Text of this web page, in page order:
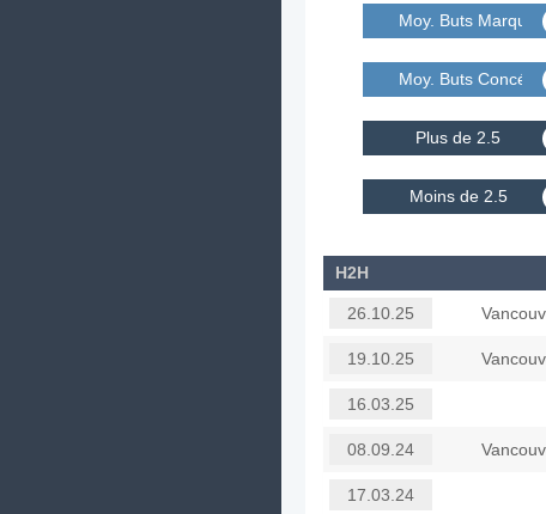
Moy. Buts Marqués
Moy. Buts
Plus de 2.5
Moins de 2.5
H2H
26.10.25
19.10.25
16.03.25
08.09.24
17.03.24